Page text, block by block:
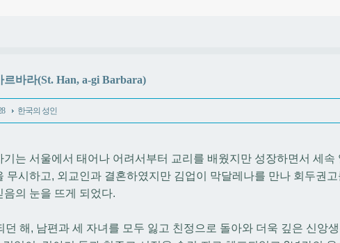
르바라(St. Han, a-gi Barbara)
한국의 성인
기는 서울에서 태어나 어려서부터 교리를 배웠지만 성장하면서 세속
무시하고, 외교인과 결혼하였지만 김업이 막달레나를 만나 회두권
음의 눈을 뜨게 되었다.
던 해, 남편과 세 자녀를 모두 잃고 친정으로 돌아와 더욱 깊은 신앙